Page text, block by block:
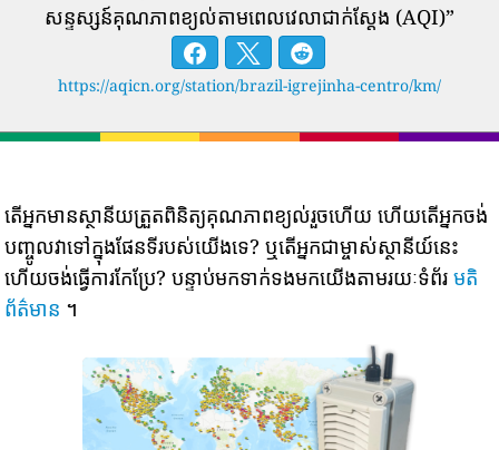
សន្ទស្សន៍គុណភាពខ្យល់តាមពេលវេលាជាក់ស្តែង (AQI)”
https://aqicn.org/station/brazil-igrejinha-centro/km/
តើអ្នកមានស្ថានីយត្រួតពិនិត្យគុណភាពខ្យល់រួចហើយ ហើយតើអ្នកចង់
បញ្ចូលវាទៅក្នុងផែនទីរបស់យើងទេ? ឬតើអ្នកជាម្ចាស់ស្ថានីយ៍នេះ
ហើយចង់ធ្វើការកែប្រែ? បន្ទាប់មកទាក់ទងមកយើងតាមរយៈទំព័រមតិ
ព័ត៌មាន ។